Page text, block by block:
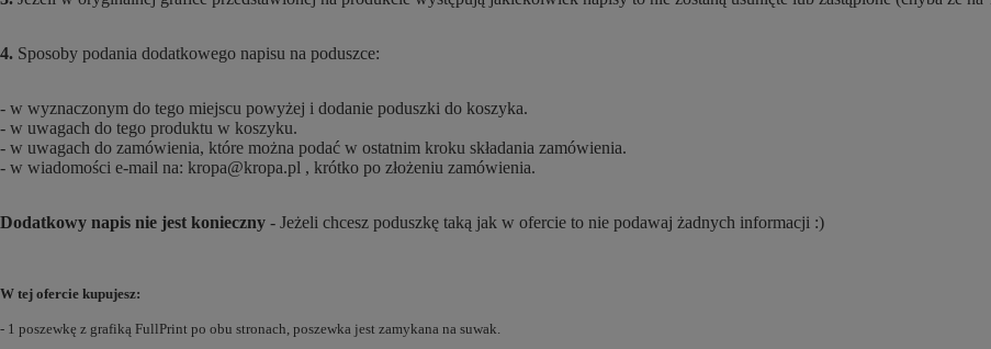
4. Sposoby podania dodatkowego napisu na poduszce:
- w wyznaczonym do tego miejscu powyżej i dodanie poduszki do koszyka.
- w uwagach do tego produktu w koszyku.
- w uwagach do zamówienia, które można podać w ostatnim kroku składania zamówienia.
- w wiadomości e-mail na: kropa@kropa.pl , krótko po złożeniu zamówienia.
Dodatkowy napis nie jest konieczny - Jeżeli chcesz poduszkę taką jak w ofercie to nie podawaj żadnych informacji :)
W tej ofercie kupujesz:
- 1 poszewkę z grafiką FullPrint po obu stronach, poszewka jest zamykana na suwak.